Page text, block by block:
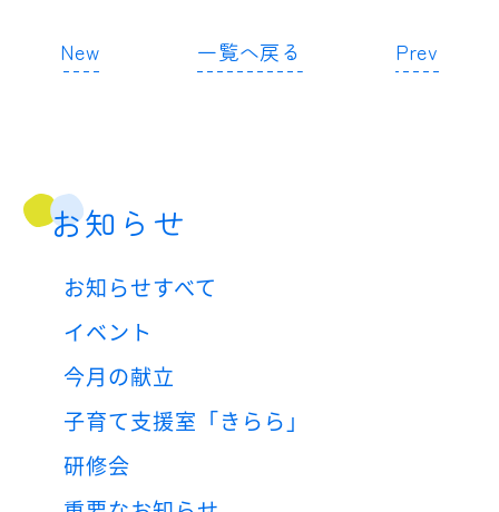
New 一覧へ戻る Prev
お知らせ
お知らせすべて
イベント
今月の献立
子育て支援室「きらら」
研修会